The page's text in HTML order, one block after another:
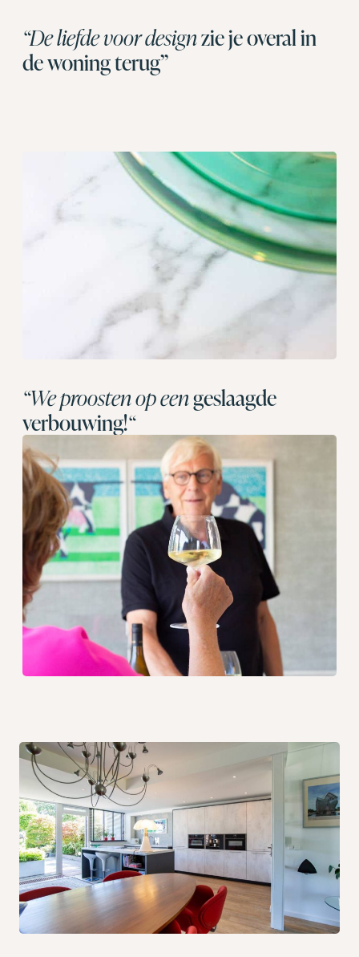
“De liefde voor designzie je overal in
de woning terug”
“We proosten op eengeslaagde
verbouwing!“